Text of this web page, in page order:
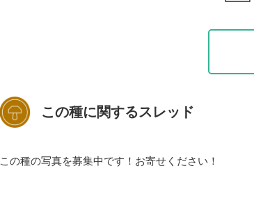
この種に関するスレッド
この種の写真を募集中です！お寄せください！